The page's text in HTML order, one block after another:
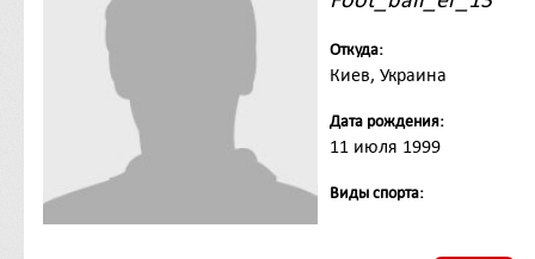
Откуда:
Киев, Украина
Дата рождения:
11 июля 1999
Виды спорта: